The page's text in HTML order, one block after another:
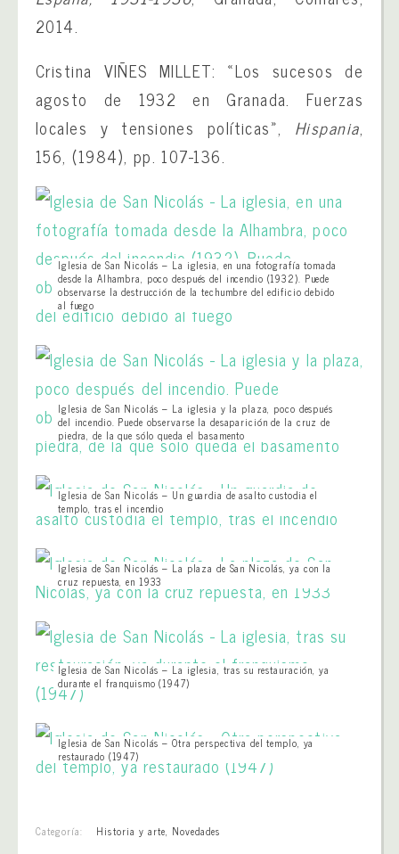
2014.
Cristina VIÑES MILLET: «Los sucesos de
agosto de 1932 en Granada. Fuerzas
locales y tensiones políticas», Hispania,
156, (1984), pp. 107-136.
Iglesia de San Nicolás – La iglesia, en una fotografía tomada
desde la Alhambra, poco después del incendio (1932). Puede
observarse la destrucción de la techumbre del edificio debido
al fuego
Iglesia de San Nicolás – La iglesia y la plaza, poco después
del incendio. Puede observarse la desaparición de la cruz de
piedra, de la que sólo queda el basamento
Iglesia de San Nicolás – Un guardia de asalto custodia el
templo, tras el incendio
Iglesia de San Nicolás – La plaza de San Nicolás, ya con la
cruz repuesta, en 1933
Iglesia de San Nicolás – La iglesia, tras su restauración, ya
durante el franquismo (1947)
Iglesia de San Nicolás – Otra perspectiva del templo, ya
restaurado (1947)
Categoría: Historia y arte, Novedades